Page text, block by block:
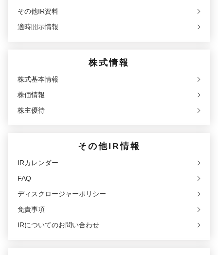
その他IR資料
適時開示情報
株式情報
株式基本情報
株価情報
株主優待
その他IR情報
IRカレンダー
FAQ
ディスクロージャーポリシー
免責事項
IRについてのお問い合わせ